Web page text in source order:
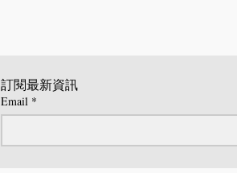
訂閱最新資訊
Email *